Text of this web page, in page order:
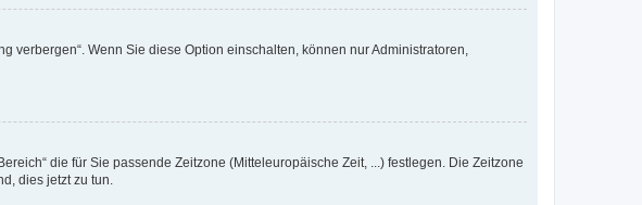
Wenn Sie diese Option einschalten, können nur Administratoren,
die für Sie passende Zeitzone (Mitteleuropäische Zeit, ...) festlegen. Die Zeitzone
dies jetzt zu tun.